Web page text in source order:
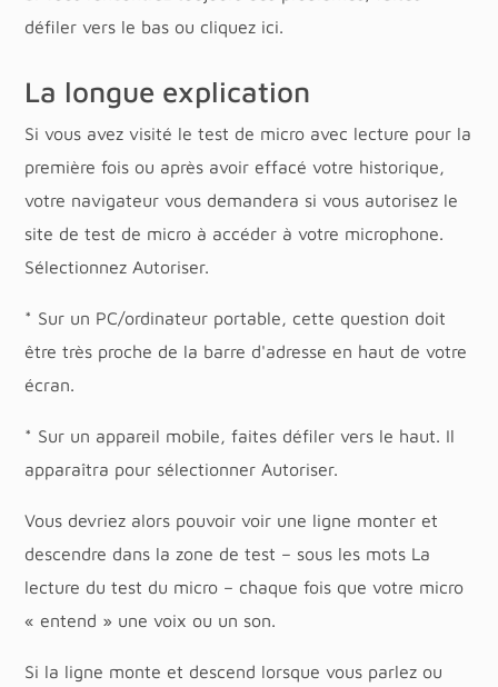
défiler vers le bas ou cliquez ici.
La longue explication
Si vous avez visité le test de micro avec lecture pour la
première fois ou après avoir effacé votre historique,
votre navigateur vous demandera si vous autorisez le
site de test de micro à accéder à votre microphone.
Sélectionnez Autoriser.
* Sur un PC/ordinateur portable, cette question doit
être très proche de la barre d'adresse en haut de votre
écran.
* Sur un appareil mobile, faites défiler vers le haut. Il
apparaîtra pour sélectionner Autoriser.
Vous devriez alors pouvoir voir une ligne monter et
descendre dans la zone de test – sous les mots La
lecture du test du micro – chaque fois que votre micro
« entend » une voix ou un son.
Si la ligne monte et descend lorsque vous parlez ou